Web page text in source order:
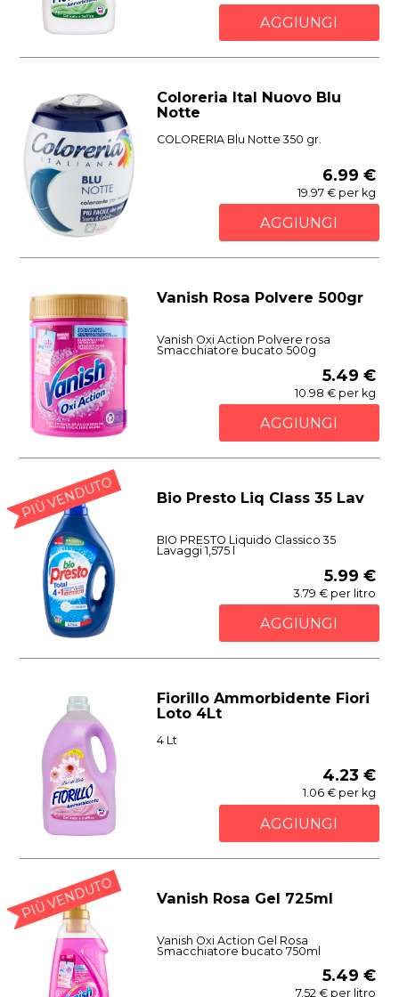
AGGIUNGI
Coloreria Ital Nuovo Blu
Notte
COLORERIA Blu Notte 350 gr.
6.99 €
19.97 € per kg
AGGIUNGI
Vanish Rosa Polvere 500gr
Vanish Oxi Action Polvere rosa
Smacchiatore bucato 500g
5.49 €
10.98 € per kg
AGGIUNGI
PIÙ VENDUTO Bio Presto Liq Class 35 Lav
BIO PRESTO Liquido Classico 35
Lavaggi 1,575 l
5.99 €
3.79 € per litro
AGGIUNGI
Fiorillo Ammorbidente Fiori
Loto 4Lt
4 Lt
4.23 €
1.06 € per kg
AGGIUNGI
PIÙ VENDUTO Vanish Rosa Gel 725ml
Vanish Oxi Action Gel Rosa
Smacchiatore bucato 750ml
5.49 €
7.52 € per litro